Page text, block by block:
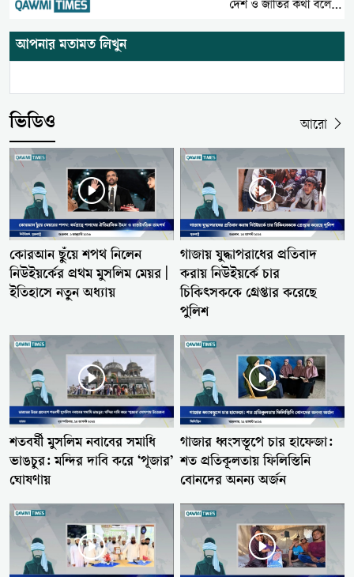
আপনার মতামত লিখুন
ভিডিও আরো
কোরআন ছুঁয়ে শপথ নিলেন
নিউইয়র্কের প্রথম মুসলিম মেয়র |
ইতিহাসে নতুন অধ্যায়
গাজায় যুদ্ধাপরাধের প্রতিবাদ
করায় নিউইয়র্কে চার
চিকিৎসককে গ্রেপ্তার করেছে
পুলিশ
শতবর্ষী মুসলিম নবাবের সমাধি
ভাঙচুর: মন্দির দাবি করে ‘পূজার’
ঘোষণায়
গাজার ধ্বংসস্তূপে চার হাফেজা:
শত প্রতিকূলতায় ফিলিস্তিনি
বোনদের অনন্য অর্জন